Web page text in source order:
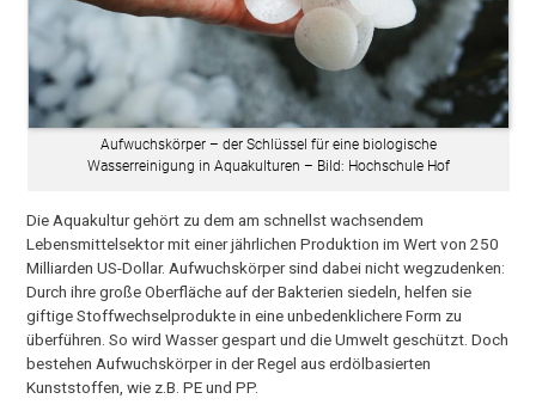
Aufwuchskörper – der Schlüssel für eine biologische
Wasserreinigung in Aquakulturen – Bild: Hochschule Hof
Die Aquakultur gehört zu dem am schnellst wachsendem
Lebensmittelsektor mit einer jährlichen Produktion im Wert von 250
Milliarden US-Dollar. Aufwuchskörper sind dabei nicht wegzudenken:
Durch ihre große Oberfläche auf der Bakterien siedeln, helfen sie
giftige Stoffwechselprodukte in eine unbedenklichere Form zu
überführen. So wird Wasser gespart und die Umwelt geschützt. Doch
bestehen Aufwuchskörper in der Regel aus erdölbasierten
Kunststoffen, wie z.B. PE und PP.